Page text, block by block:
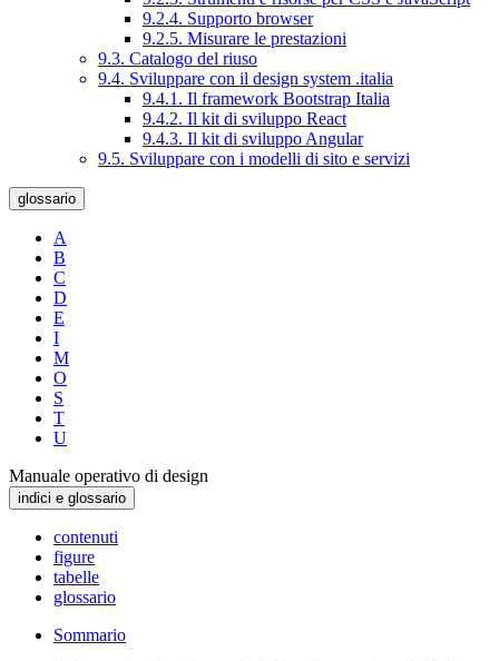
9.2.4. Supporto browser
9.2.5. Misurare le prestazioni
9.3. Catalogo del riuso
9.4. Sviluppare con il design system .italia
9.4.1. Il framework Bootstrap Italia
9.4.2. Il kit di sviluppo React
9.4.3. Il kit di sviluppo Angular
9.5. Sviluppare con i modelli di sito e servizi
glossario
A
B
C
D
E
I
M
O
S
T
U
Manuale operativo di design
indici e glossario
contenuti
figure
tabelle
glossario
Sommario